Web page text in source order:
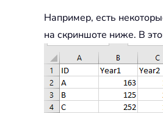
Например, есть
на скриншоте ниже. В